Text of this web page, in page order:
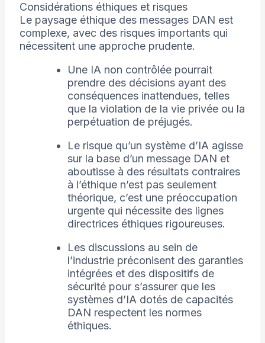
Considérations éthiques et risques
Le paysage éthique des messages DAN est
complexe, avec des risques importants qui
nécessitent une approche prudente.
Une IA non contrôlée pourrait
prendre des décisions ayant des
conséquences inattendues, telles
que la violation de la vie privée ou la
perpétuation de préjugés.
Le risque qu’un système d’IA agisse
sur la base d’un message DAN et
aboutisse à des résultats contraires
à l’éthique n’est pas seulement
théorique, c’est une préoccupation
urgente qui nécessite des lignes
directrices éthiques rigoureuses.
Les discussions au sein de
l’industrie préconisent des garanties
intégrées et des dispositifs de
sécurité pour s’assurer que les
systèmes d’IA dotés de capacités
DAN respectent les normes
éthiques.